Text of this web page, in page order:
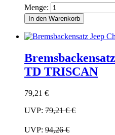
Menge:
In den Warenkorb
TD TRISCAN
79,21 €
UVP: 79,21 €€
UVP: 94,26 €